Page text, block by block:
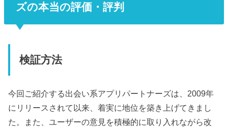
ズの本当の評価・評判
検証方法
今回ご紹介する出会い系アプリパートナーズは、2009年
にリリースされて以来、着実に地位を築き上げてきまし
た。また、ユーザーの意見を積極的に取り入れながら改